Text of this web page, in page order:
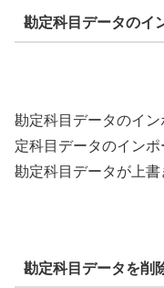
勘定科目データのイ
勘定科目データのイ
定科目データのインポ
勘定科目データが上書
勘定科目データを削